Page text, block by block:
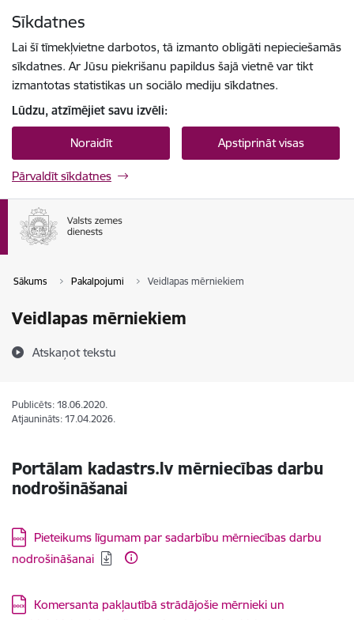
Sīkdatnes
Lai šī tīmekļvietne darbotos, tā izmanto obligāti nepieciešamās
sīkdatnes. Ar Jūsu piekrišanu papildus šajā vietnē var tikt
izmantotas statistikas un sociālo mediju sīkdatnes.
Lūdzu, atzīmējiet savu izvēli:
Noraidīt Apstiprināt visas
Pārvaldīt sīkdatnes
Sākums Pakalpojumi Veidlapas mērniekiem
Veidlapas mērniekiem
Atskaņot tekstu
Publicēts: 18.06.2020.
Atjaunināts: 17.04.2026.
Portālam kadastrs.lv mērniecības darbu
nodrošināšanai
Lejupielādēt:
Pieteikums līgumam par sadarbību mērniecības darbu
nodrošināšanai
Lejupielādēt:
Komersanta pakļautībā strādājošie mērnieki un